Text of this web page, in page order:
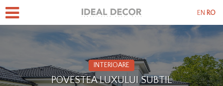
INTERIOARE
POVESTEA LUXULUI SUBTIL
EN RO